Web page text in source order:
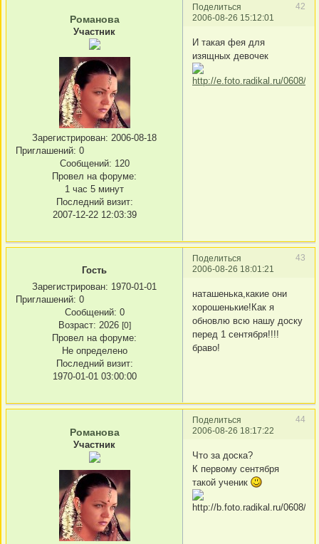
Поделиться
42
2006-08-26 15:12:01
Романова
Участник
Зарегистрирован: 2006-08-18
Приглашений: 0
Сообщений: 120
Провел на форуме:
1 час 5 минут
Последний визит:
2007-12-22 12:03:39
И такая фея для
изящных девочек
Поделиться
43
2006-08-26 18:01:21
Гость
Зарегистрирован: 1970-01-01
Приглашений: 0
Сообщений: 0
Возраст: 2026 [0]
Провел на форуме:
Не определено
Последний визит:
1970-01-01 03:00:00
наташенька,какие они
хорошенькие!Как я
обновлю всю нашу доску
перед 1 сентября!!!!
браво!
Поделиться
44
2006-08-26 18:17:22
Романова
Участник
Что за доска?
К первому сентября
такой ученик